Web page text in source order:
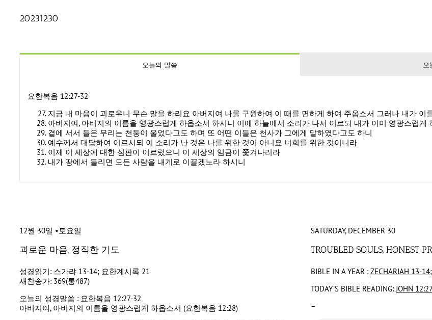
20231230
오늘의 말씀 오
요한복음 12:27-32
지금 내 마음이 괴로우니 무슨 말을 하리요 아버지여 나를 구원하여 이 때를 면하게 하여 주옵소서 그러나 내가 이
아버지여, 아버지의 이름을 영광스럽게 하옵소서 하시니 이에 하늘에서 소리가 나서 이르되 내가 이미 영광스럽게
곁에 서서 들은 무리는 천둥이 울었다고도 하며 또 어떤 이들은 천사가 그에게 말하였다고도 하니
예수께서 대답하여 이르시되 이 소리가 난 것은 나를 위한 것이 아니요 너희를 위한 것이니라
이제 이 세상에 대한 심판이 이르렀으니 이 세상의 임금이 쫓겨나리라
내가 땅에서 들리면 모든 사람을 내게로 이끌겠노라 하시니
12월 30일 •토요일
괴로운 마음, 정직한 기도
성경읽기: 스가랴 13-14; 요한계시록 21
새찬송가: 369(통487)
오늘의 성경말씀 : 요한복음 12:27-32
아버지여, 아버지의 이름을 영광스럽게 하옵소서 (요한복음 12:28)
SATURDAY, DECEMBER 30
TROUBLED SOULS, HONEST
BIBLE IN A YEAR : ZECHARIAH 13-
TODAY’S BIBLE READING:JOHN
–